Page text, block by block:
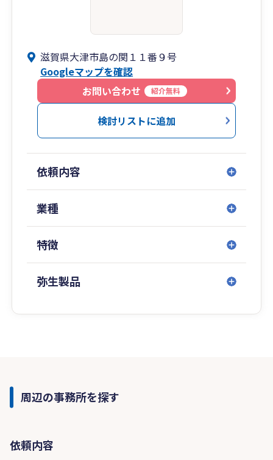
滋賀県大津市島の関１１番９号
Googleマップを確認
お問い合わせ
紹介無料
検討リストに追加
依頼内容
業種
特徴
弥生製品
周辺の事務所を探す
依頼内容